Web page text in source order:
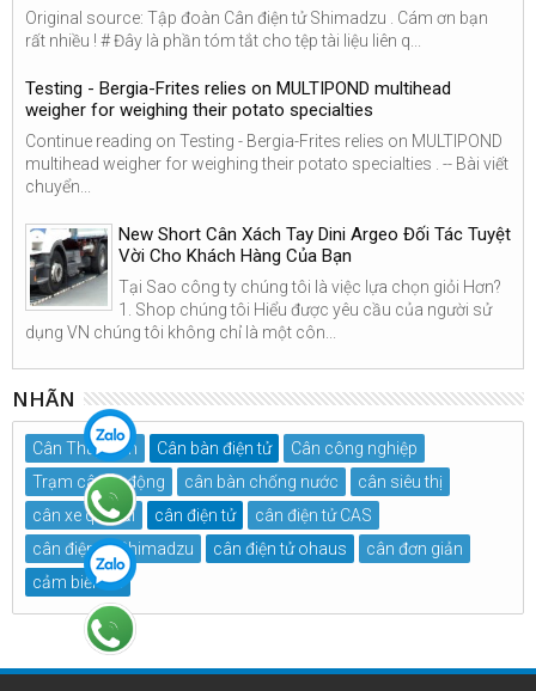
Original source: Tập đoàn Cân điện tử Shimadzu . Cám ơn bạn
rất nhiều ! # Đây là phần tóm tắt cho tệp tài liệu liên q...
Testing - Bergia-Frites relies on MULTIPOND multihead
weigher for weighing their potato specialties
Continue reading on Testing - Bergia-Frites relies on MULTIPOND
multihead weigher for weighing their potato specialties . -- Bài viết
chuyển...
New Short Cân Xách Tay Dini Argeo Đối Tác Tuyệt
Vời Cho Khách Hàng Của Bạn
Tại Sao công ty chúng tôi là việc lựa chọn giỏi Hơn?
1. Shop chúng tôi Hiểu được yêu cầu của người sử
dụng VN chúng tôi không chỉ là một côn...
NHÃN
Cân Thủy Sản Cân bàn điện tử
Cân công nghiệp
Trạm cân tự động
cân bàn chống nước
cân siêu thị
cân xe quá tải
cân điện tử
cân điện tử CAS
cân điện tử Shimadzu
cân điện tử ohaus
cân đơn giản
cảm biến tải